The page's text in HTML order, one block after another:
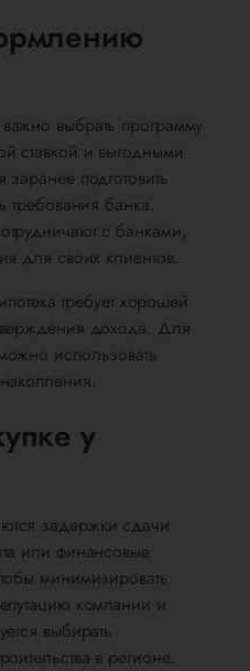
выбрать программу
ставкой и выгодными
подготовить
требования банка.
с банками,
для своих клиентов.
требует хорошей
дохода. Для
использовать
у
задержки сдачи
или финансовые
минимизировать
компании и
выбирать
в регионе.